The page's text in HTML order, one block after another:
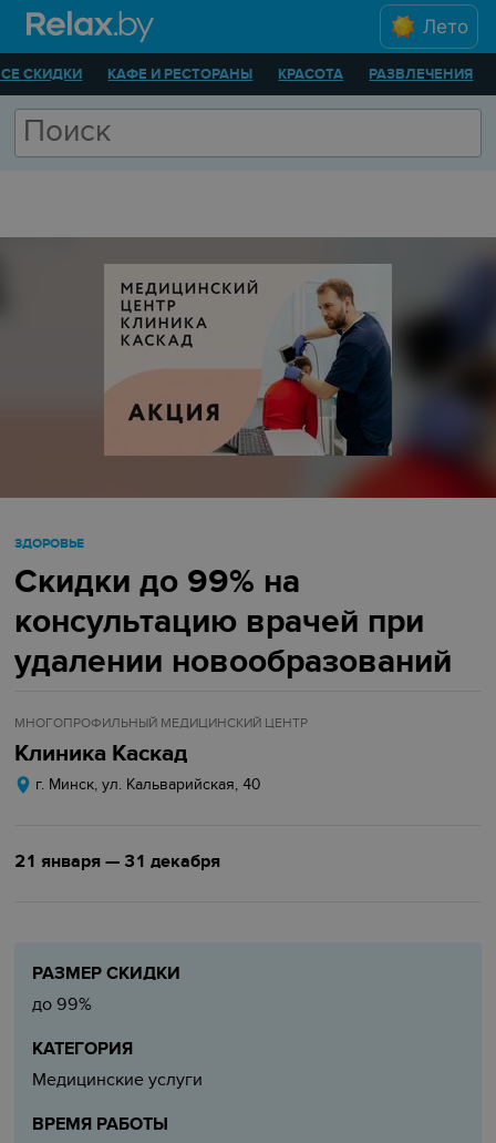
Лето
СКИДКИ КАФЕ И РЕСТОРАНЫ КРАСОТА РАЗВЛЕЧЕНИЯ
ЗДОРОВЬЕ
Скидки до 99% на
консультацию врачей при
удалении новообразований
МНОГОПРОФИЛЬНЫЙ МЕДИЦИНСКИЙ ЦЕНТР
Клиника Каскад
г. Минск, ул. Кальварийская, 40
21 января — 31 декабря
РАЗМЕР СКИДКИ
до 99%
КАТЕГОРИЯ
Медицинские услуги
ВРЕМЯ РАБОТЫ